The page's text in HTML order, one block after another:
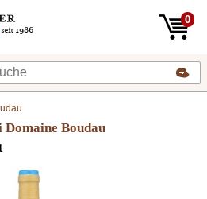
0
Domaine Boudau